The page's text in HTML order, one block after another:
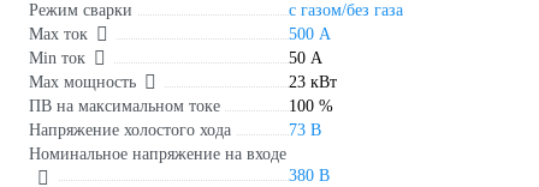
Режим сварки
с газом/без газа
Max ток
500 А
Min ток
50 А
Max мощность
23 кВт
ПВ на максимальном токе
100 %
Напряжение холостого хода
73 В
Номинальное напряжение на входе
380 В